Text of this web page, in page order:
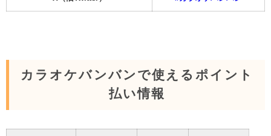
カラオケバンバンで使えるポイント
払い情報